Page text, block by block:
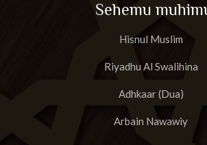
Sehemu
Hisnul Muslim
Riyadhu Al Swalihina
Adhkaar (Dua)
Arbain Nawawiy